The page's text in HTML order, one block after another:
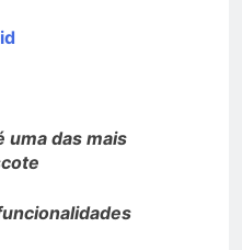
uma das mais